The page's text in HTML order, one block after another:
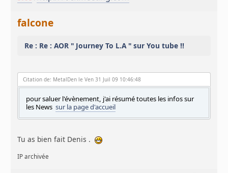
falcone
Re : Re : AOR " Journey To L.A " sur You tube !!
Citation de: MetalDen le Ven 31 Juil 09 10:46:48
pour saluer l'évènement, j'ai résumé toutes les infos sur
les Newssur la page d'accueil
Tu as bien fait Denis .
IP archivée